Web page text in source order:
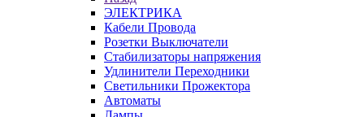
ЭЛЕКТРИКА
Кабели Провода
Розетки Выключатели
Стабилизаторы напряжения
Удлинители Переходники
Светильники Прожектора
Автоматы